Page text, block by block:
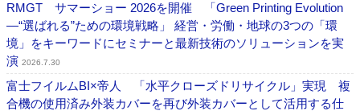
RMGT サマーショー 2026を開催 「Green Printing Evolution
―“選ばれる”ための環境戦略」 経営・労働・地球の3つの「環
境」をキーワードにセミナーと最新技術のソリューションを実
演 2026.7.30
富士フイルムBI×帝人 「水平クローズドリサイクル」実現 複
合機の使用済み外装カバーを再び外装カバーとして活用する仕